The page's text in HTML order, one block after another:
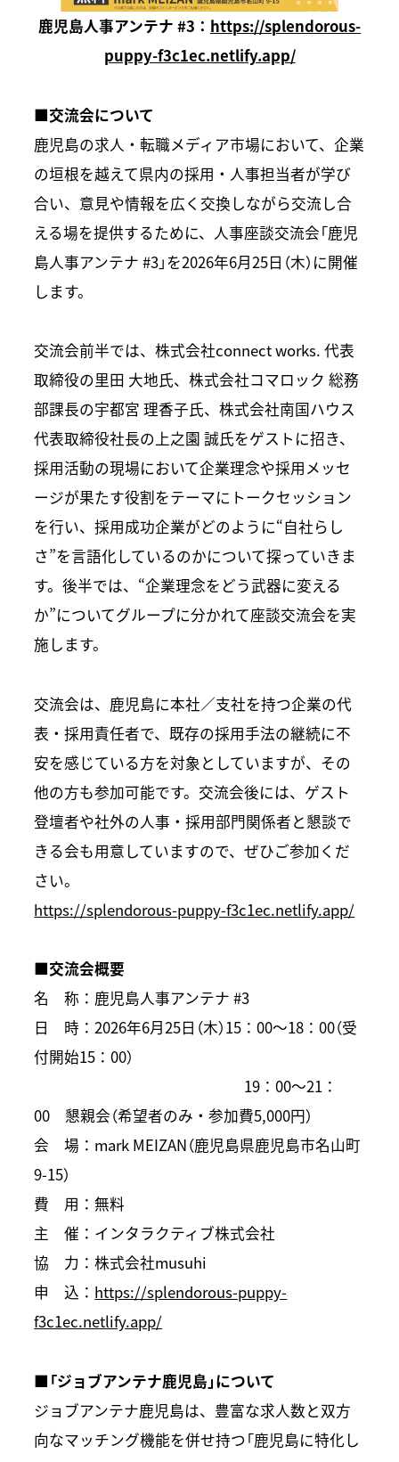
鹿児島人事アンテナ #3： https://splendorous-
puppy-f3c1ec.netlify.app/
■交流会について
鹿児島の求人・転職メディア市場において、企業
の垣根を越えて県内の採用・人事担当者が学び
合い、意見や情報を広く交換しながら交流し合
える場を提供するために、人事座談交流会「鹿児
島人事アンテナ #3」を2026年6月25日（木）に開催
します。
交流会前半では、株式会社connect works. 代表
取締役の里田 大地氏、株式会社コマロック 総務
部課長の宇都宮 理香子氏、株式会社南国ハウス
代表取締役社長の上之園 誠氏をゲストに招き、
採用活動の現場において企業理念や採用メッセ
ージが果たす役割をテーマにトークセッション
を行い、採用成功企業がどのように“自社らし
さ”を言語化しているのかについて探っていきま
す。後半では、“企業理念をどう武器に変える
か”についてグループに分かれて座談交流会を実
施します。
交流会は、鹿児島に本社／支社を持つ企業の代
表・採用責任者で、既存の採用手法の継続に不
安を感じている方を対象としていますが、その
他の方も参加可能です。交流会後には、ゲスト
登壇者や社外の人事・採用部門関係者と懇談で
きる会も用意していますので、ぜひご参加くだ
さい。
https://splendorous-puppy-f3c1ec.netlify.app/
■交流会概要
名 称：鹿児島人事アンテナ #3
日 時：2026年6月25日（木）15：00〜18：00（受
付開始15：00）
19：00～21：
00 懇親会（希望者のみ・参加費5,000円）
会 場：mark MEIZAN（鹿児島県鹿児島市名山町
9-15）
費 用：無料
主 催：インタラクティブ株式会社
協 力：株式会社musuhi
申 込： https://splendorous-puppy-
f3c1ec.netlify.app/
■「ジョブアンテナ鹿児島」について
ジョブアンテナ鹿児島は、豊富な求人数と双方
向なマッチング機能を併せ持つ「鹿児島に特化し